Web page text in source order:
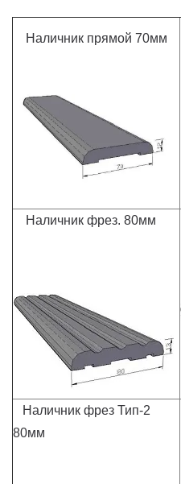
Наличник прямой 70мм
Наличник фрез. 80мм
Наличник фрез Тип-2
80мм